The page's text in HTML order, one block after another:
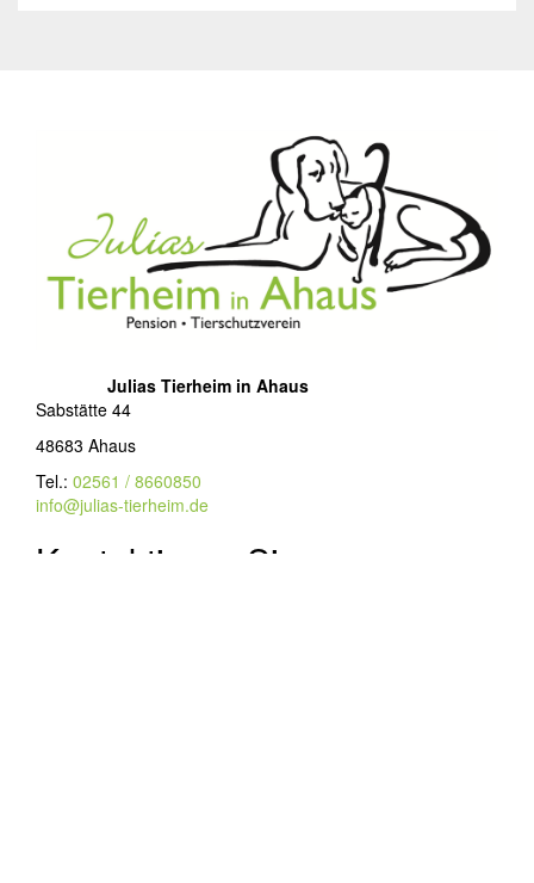
Julias Tierheim in Ahaus
Sabstätte 44
48683 Ahaus
Tel.: 02561 / 8660850
info@julias-tierheim.de
Kontaktieren Sie uns